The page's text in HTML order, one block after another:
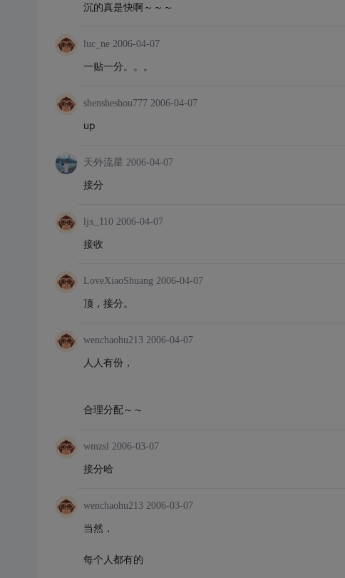
沉的真是快啊～～～
luc_ne 2006-04-07
一贴一分。。。
shensheshou777 2006-04-07
up
天外流星 2006-04-07
接分
ljx_110 2006-04-07
接收
LoveXiaoShuang 2006-04-07
顶，接分。
wenchaohu213 2006-04-07
人人有份，
合理分配～～
wmzsl 2006-03-07
接分哈
wenchaohu213 2006-03-07
当然，
每个人都有的